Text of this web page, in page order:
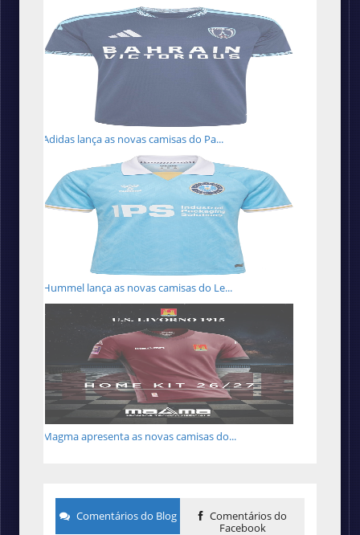
Adidas lança as novas camisas do Pa...
Hummel lança as novas camisas do Le...
Magma apresenta as novas camisas do...
Comentários do Blog
Comentários do
Facebook